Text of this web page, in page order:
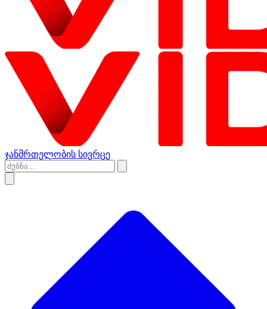
ჯანმრთელობის სივრცე